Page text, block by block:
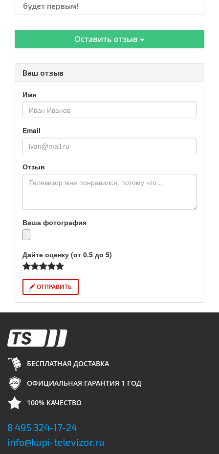
будет первым!
Оставить отзыв
Ваш отзыв
Имя
Email
Отзыв
Ваша фотография
Дайте оценку (от 0.5 до 5)
ОТПРАВИТЬ
БЕСПЛАТНАЯ ДОСТАВКА
ОФИЦИАЛЬНАЯ ГАРАНТИЯ 1 ГОД
100% КАЧЕСТВО
8 495 324-17-24
info@kupi-televizor.ru